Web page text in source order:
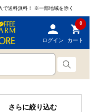
で送料無料！ ※一部地域を除く
ログイン
0
カート
さらに絞り込む